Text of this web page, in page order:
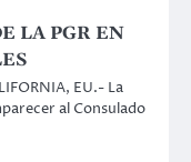
LA PGR EN
EU.- La
al Consulado